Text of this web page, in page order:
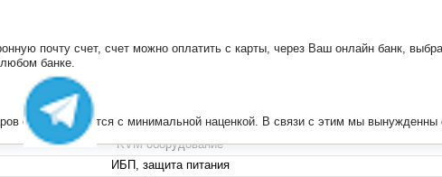
почту счет, счет можно оплатить с карты, через Ваш онлайн банк,
банке.
осуществляется с минимальной наценкой. В связи с этим мы
+7 (495) 223-13-47
KVM оборудование
ИБП, защита питания